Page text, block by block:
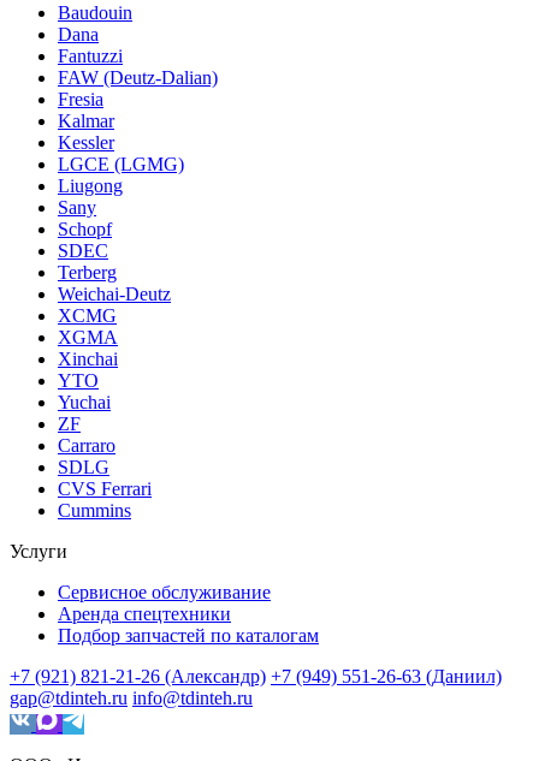
Baudouin
Dana
Fantuzzi
FAW (Deutz-Dalian)
Fresia
Kalmar
Kessler
LGCE (LGMG)
Liugong
Sany
Schopf
SDEC
Terberg
Weichai-Deutz
XCMG
XGMA
Xinchai
YTO
Yuchai
ZF
Carraro
SDLG
CVS Ferrari
Cummins
Услуги
Сервисное обслуживание
Аренда спецтехники
Подбор запчастей по каталогам
+7 (921) 821-21-26 (Александр) +7 (949) 551-26-63 (Даниил)
gap@tdinteh.ru info@tdinteh.ru